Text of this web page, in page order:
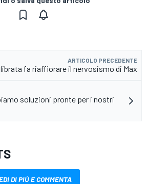
ARTICOLO PRECEDENTE
fa riaffiorare il nervosismo di Max
soluzioni pronte per i nostri
DI PIÙ E COMMENTA